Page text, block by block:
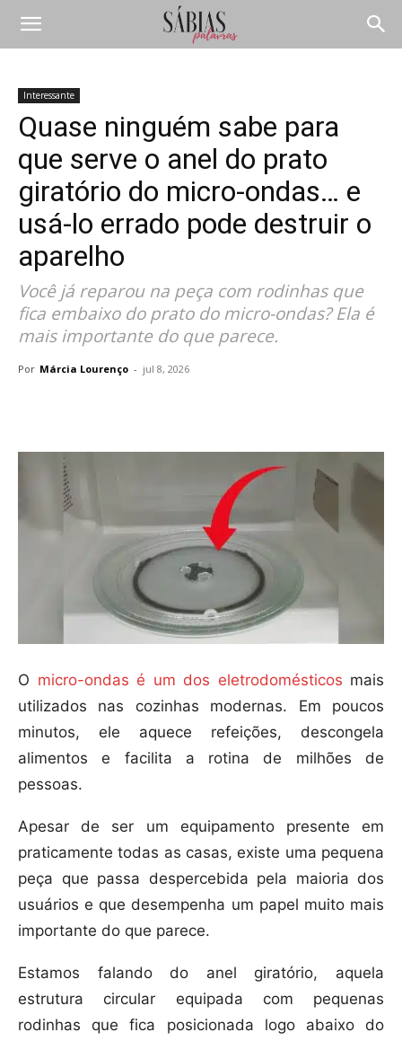
Interessante
Quase ninguém sabe para
que serve o anel do prato
giratório do micro-ondas… e
usá-lo errado pode destruir o
aparelho
Você já reparou na peça com rodinhas que
fica embaixo do prato do micro-ondas? Ela é
mais importante do que parece.
Por Márcia Lourenço - jul 8, 2026
O micro-ondas é um dos eletrodomésticos mais
utilizados nas cozinhas modernas. Em poucos
minutos, ele aquece refeições, descongela
alimentos e facilita a rotina de milhões de
pessoas.
Apesar de ser um equipamento presente em
praticamente todas as casas, existe uma pequena
peça que passa despercebida pela maioria dos
usuários e que desempenha um papel muito mais
importante do que parece.
Estamos falando do anel giratório, aquela
estrutura circular equipada com pequenas
rodinhas que fica posicionada logo abaixo do